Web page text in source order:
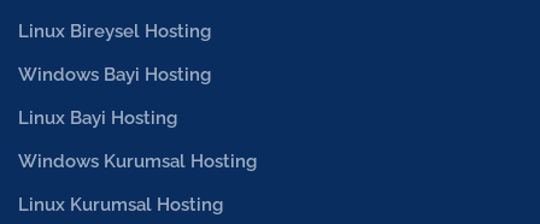
Linux Bireysel Hosting
Windows Bayi Hosting
Linux Bayi Hosting
Windows Kurumsal Hosting
Linux Kurumsal Hosting